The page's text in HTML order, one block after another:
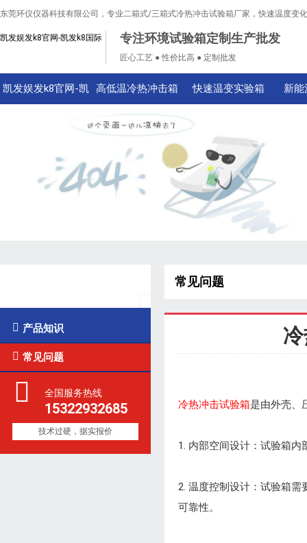
东莞环仪仪器科技有限公司，专业二箱式/三箱式冷热冲击试验箱厂家，快速温度变
凯发娱发k8官网-凯发k8国际 专注环境试验箱定制生产批发
匠心工艺 ● 性价比高 ● 定制批发
凯发娱发k8官网-凯 高低温冷热冲击箱 快速温变实验箱 新
 产品知识
 常见问题
全国服务热线
15322932685
技术过硬，据实报价
常见问题
冷热冲击试验箱是由外壳、
1. 内部空间设计：试验箱
2. 温度控制设计：试验箱
可靠性。